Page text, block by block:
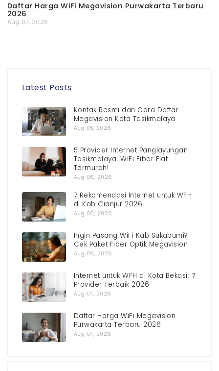
Daftar Harga WiFi Megavision Purwakarta Terbaru
2026
Aug 07, 2026
Latest Posts
Kontak Resmi dan Cara Daftar
Megavision Kota Tasikmalaya
Aug 05, 2026
5 Provider Internet Panglayungan
Tasikmalaya: WiFi Fiber Flat
Termurah!
Aug 06, 2026
7 Rekomendasi Internet untuk WFH
di Kab Cianjur 2026
Aug 06, 2026
Ingin Pasang WiFi Kab Sukabumi?
Cek Paket Fiber Optik Megavision
Aug 06, 2026
Internet untuk WFH di Kota Bekasi: 7
Provider Terbaik 2026
Aug 07, 2026
Daftar Harga WiFi Megavision
Purwakarta Terbaru 2026
Aug 07, 2026